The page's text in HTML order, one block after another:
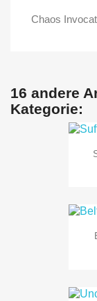
Chaos
16 andere
Kategorie: